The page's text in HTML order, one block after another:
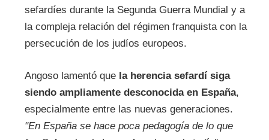
sefardíes durante la Segunda Guerra Mundial y a
la compleja relación del régimen franquista con la
persecución de los judíos europeos.
Angoso lamentó que la herencia sefardí siga
siendo ampliamente desconocida en España,
especialmente entre las nuevas generaciones.
"En España se hace poca pedagogía de lo que